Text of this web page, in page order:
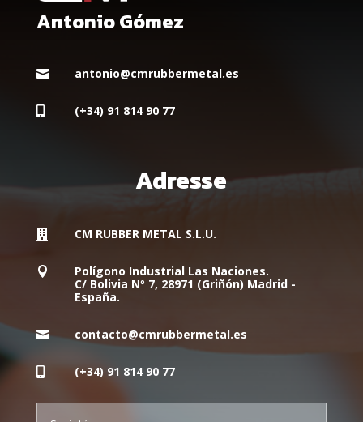
Antonio Gómez
 antonio@cmrubbermetal.es
(+34) 91 814 90 77
Adresse
 CM RUBBER METAL S.L.U.

Polígono Industrial Las Naciones.
C/ Bolivia Nº 7, 28971 (Griñón) Madrid -
España.
 contacto@cmrubbermetal.es
(+34) 91 814 90 77